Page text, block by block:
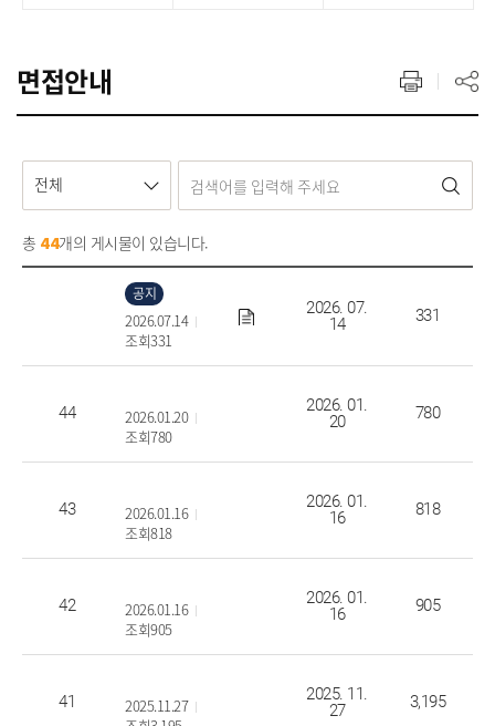
면접안내
전체
총 44개의 게시물이 있습니다.
공지
2026.07.14
조회331
2026. 07.
14
331
44
2026.01.20
조회780
2026. 01.
20
780
43
2026.01.16
조회818
2026. 01.
16
818
42
2026.01.16
조회905
2026. 01.
16
905
41
2025.11.27
2025. 11.
27
3,195